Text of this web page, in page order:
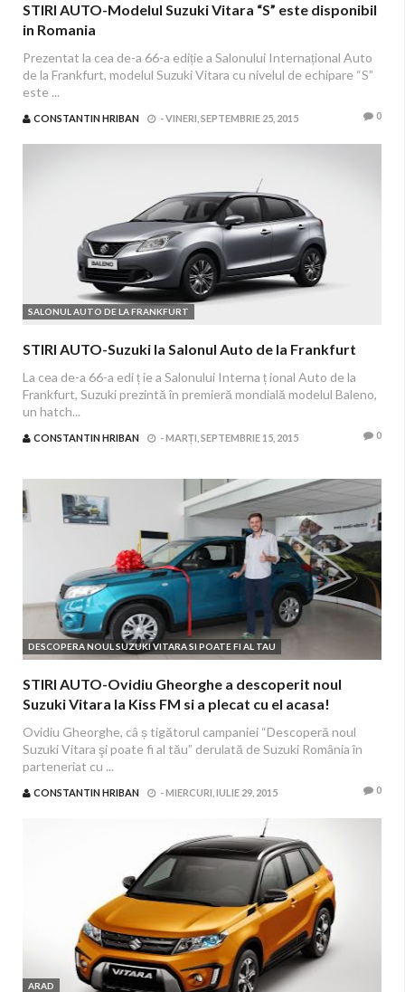
STIRI AUTO-Modelul Suzuki Vitara “S” este disponibil
in Romania
Prezentat la cea de-a 66-a ediție a Salonului Internațional Auto
de la Frankfurt, modelul Suzuki Vitara cu nivelul de echipare “S”
este ...
CONSTANTIN HRIBAN -VINERI, SEPTEMBRIE 25, 2015 0
SALONUL AUTO DE LA FRANKFURT
STIRI AUTO-Suzuki la Salonul Auto de la Frankfurt
La cea de-a 66-a edi ț ie a Salonului Interna ț ional Auto de la
Frankfurt, Suzuki prezintă în premieră mondială modelul Baleno,
un hatch...
CONSTANTIN HRIBAN -MARȚI, SEPTEMBRIE 15, 2015 0
DESCOPERA NOUL SUZUKI VITARA SI POATE FI AL TAU
STIRI AUTO-Ovidiu Gheorghe a descoperit noul
Suzuki Vitara la Kiss FM si a plecat cu el acasa!
Ovidiu Gheorghe, câ ș tigătorul campaniei “Descoperă noul
Suzuki Vitara şi poate fi al tău” derulată de Suzuki România în
parteneriat cu ...
CONSTANTIN HRIBAN -MIERCURI, IULIE 29, 2015 0
ARAD